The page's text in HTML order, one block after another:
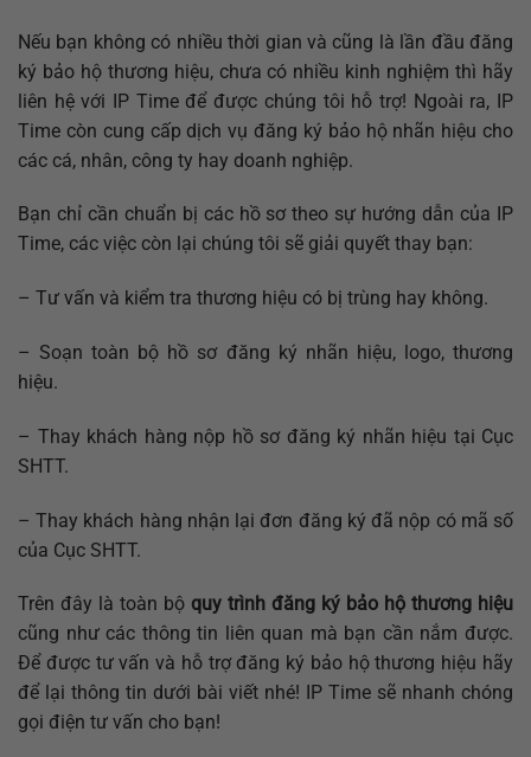
Nếu bạn không có nhiều thời gian và cũng là lần đầu đăng
ký bảo hộ thương hiệu, chưa có nhiều kinh nghiệm thì hãy
liên hệ với IP Time để được chúng tôi hỗ trợ! Ngoài ra, IP
Time còn cung cấp dịch vụ đăng ký bảo hộ nhãn hiệu cho
các cá, nhân, công ty hay doanh nghiệp.
Bạn chỉ cần chuẩn bị các hồ sơ theo sự hướng dẫn của IP
Time, các việc còn lại chúng tôi sẽ giải quyết thay bạn:
– Tư vấn và kiểm tra thương hiệu có bị trùng hay không.
– Soạn toàn bộ hồ sơ đăng ký nhãn hiệu, logo, thương
hiệu.
– Thay khách hàng nộp hồ sơ đăng ký nhãn hiệu tại Cục
SHTT.
– Thay khách hàng nhận lại đơn đăng ký đã nộp có mã số
của Cục SHTT.
Trên đây là toàn bộ quy trình đăng ký bảo hộ thương hiệu
cũng như các thông tin liên quan mà bạn cần nắm được.
Để được tư vấn và hỗ trợ đăng ký bảo hộ thương hiệu hãy
để lại thông tin dưới bài viết nhé! IP Time sẽ nhanh chóng
gọi điện tư vấn cho bạn!